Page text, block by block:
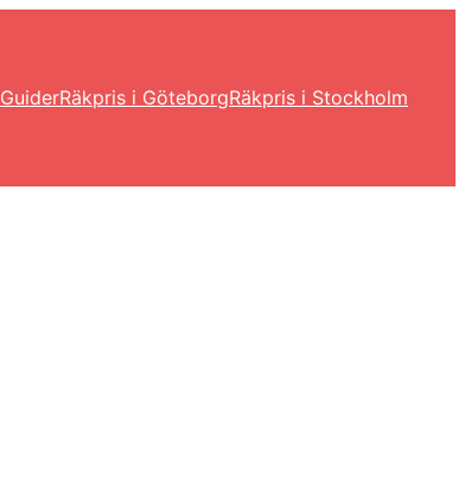
GuiderRäkpris i GöteborgRäkpris i Stockholm